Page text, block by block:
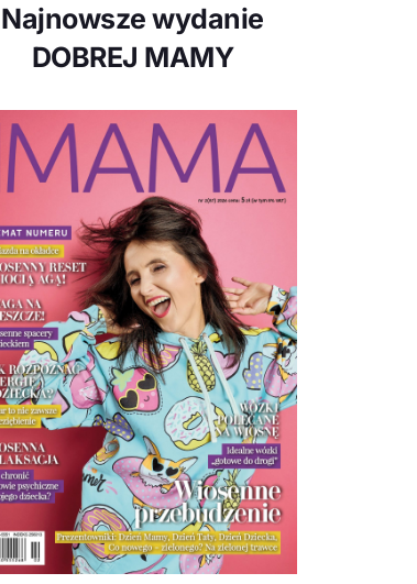
Najnowsze wydanie
DOBREJ MAMY